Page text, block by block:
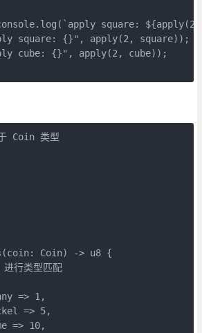
square:
square: {}", apply(2, square));
cube: {}", apply(2, cube));
Coin 类型
Coin) -> u8 {
行类型匹配
=> 1,
=> 5,
=> 10,